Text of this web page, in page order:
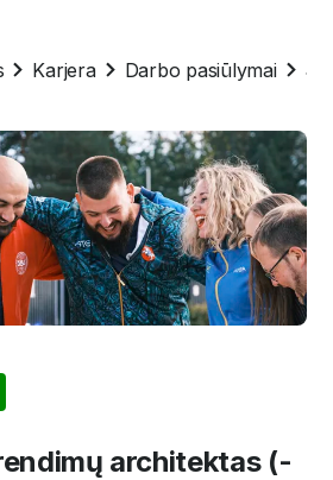
Karjera Darbo pasiūlymai
architektas (-